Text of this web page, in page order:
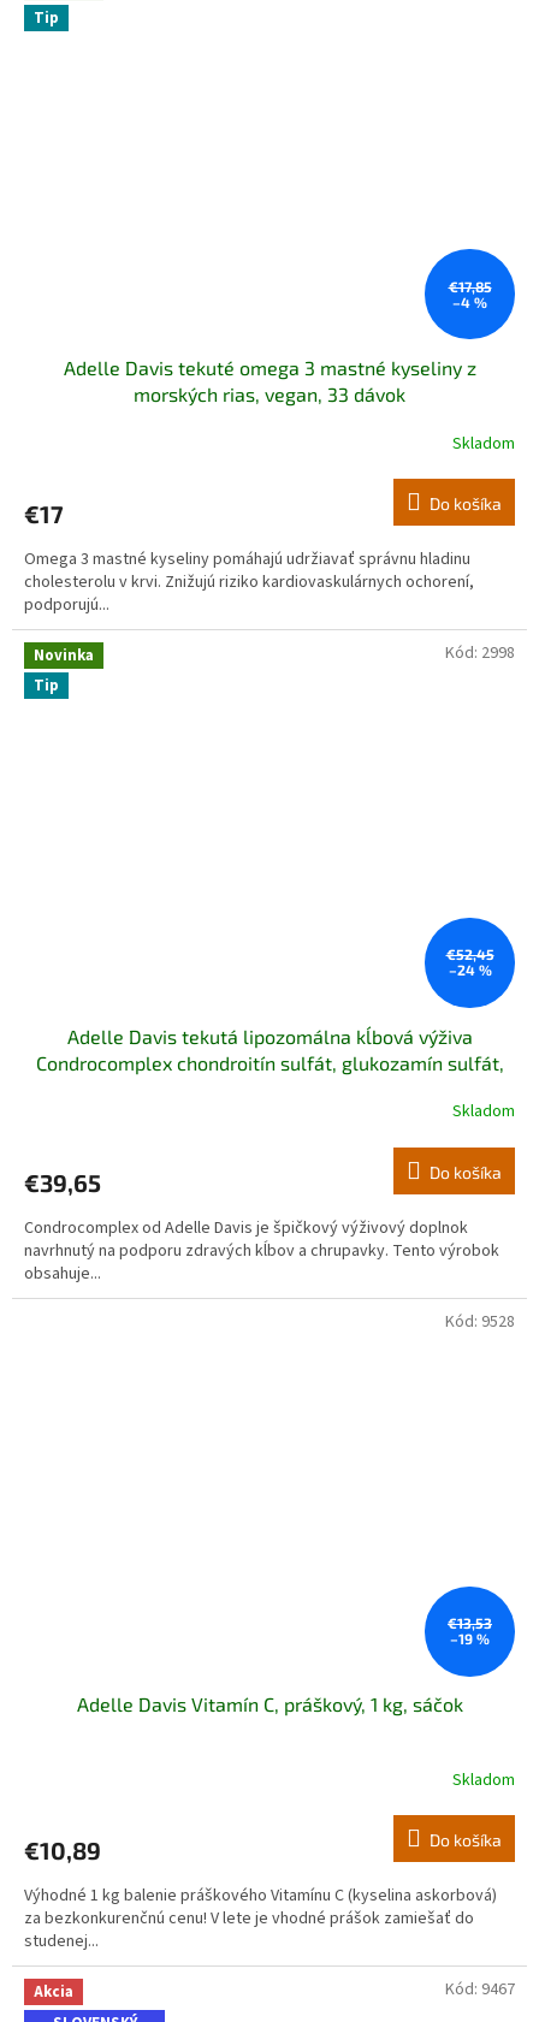
Tip
€17,85
–4 %
Adelle Davis tekuté omega 3 mastné kyseliny z
morských rias, vegan, 33 dávok
Skladom
€17 Do košíka
Omega 3 mastné kyseliny pomáhajú udržiavať správnu hladinu
cholesterolu v krvi. Znižujú riziko kardiovaskulárnych ochorení,
podporujú...
Novinka
Tip
€52,45
–24 %
Adelle Davis tekutá lipozomálna kĺbová výživa
Condrocomplex chondroitín sulfát, glukozamín sulfát,
je
z
5
hviezdičiek.
Skladom
€39,65 Do košíka
Condrocomplex od Adelle Davis je špičkový výživový doplnok
navrhnutý na podporu zdravých kĺbov a chrupavky. Tento výrobok
obsahuje...
Kód: 2998
€13,53
–19 %
Adelle Davis Vitamín C, práškový, 1 kg, sáčok
Skladom
€10,89 Do košíka
Výhodné 1 kg balenie práškového Vitamínu C (kyselina askorbová)
za bezkonkurenčnú cenu! V lete je vhodné prášok zamiešať do
studenej...
Kód: 9528
Akcia
Kód: 9467